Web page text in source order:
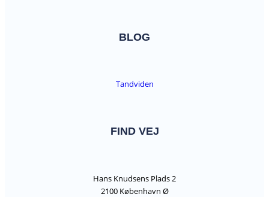
BLOG
Tandviden
FIND VEJ
Hans Knudsens Plads 2
2100 København Ø